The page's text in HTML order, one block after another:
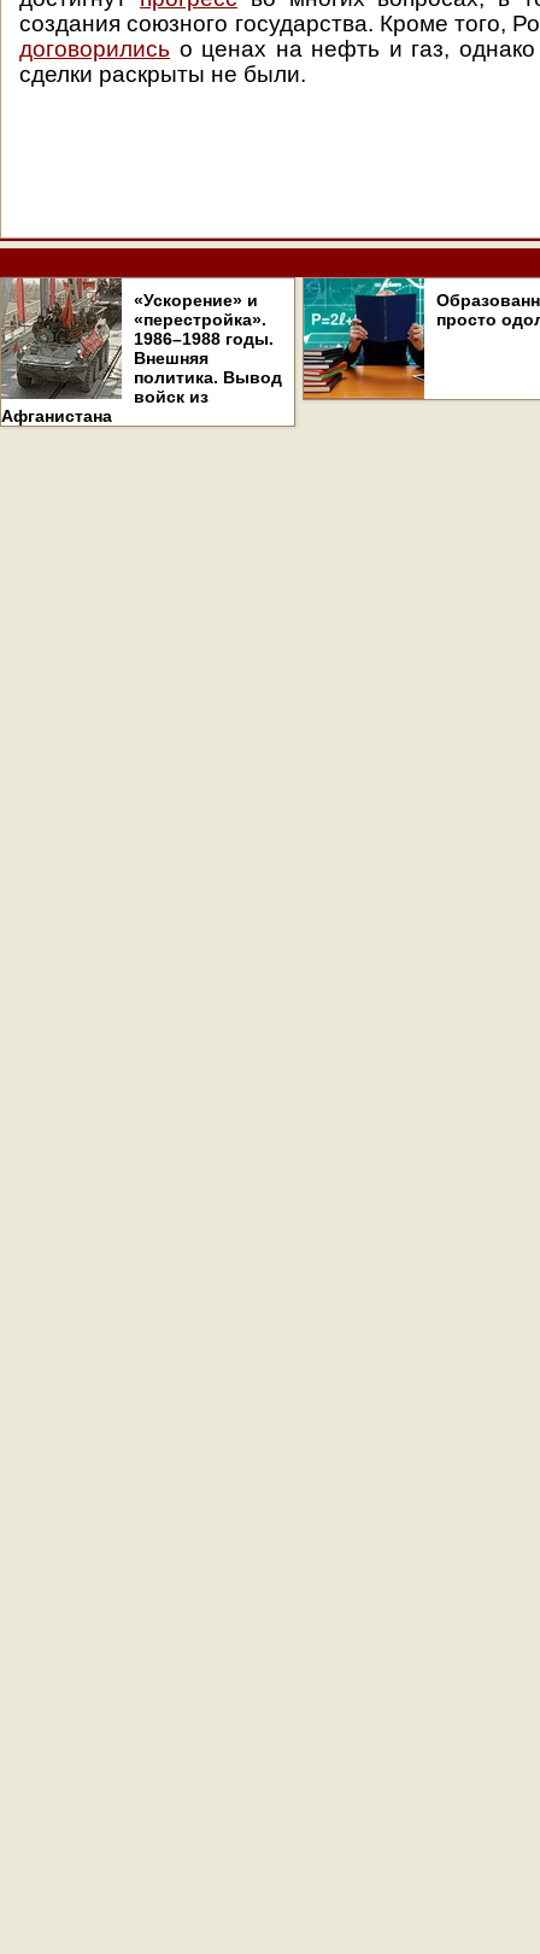
создания союзного государства. Кроме того,
договорились о ценах на нефть и газ,
сделки раскрыты не были.
«Ускорение» и
«перестройка».
1986–1988 годы.
Внешняя
политика. Вывод
войск из
Афганистана
просто